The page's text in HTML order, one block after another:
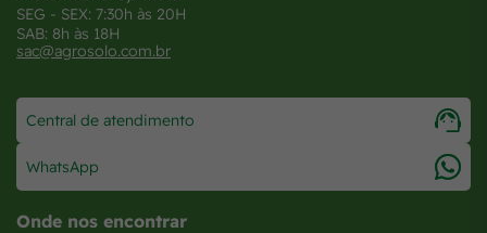
SEG - SEX: 7:30h às 20H
SAB: 8h às 18H
sac@agrosolo.com.br
Central de atendimento
WhatsApp
Onde nos encontrar